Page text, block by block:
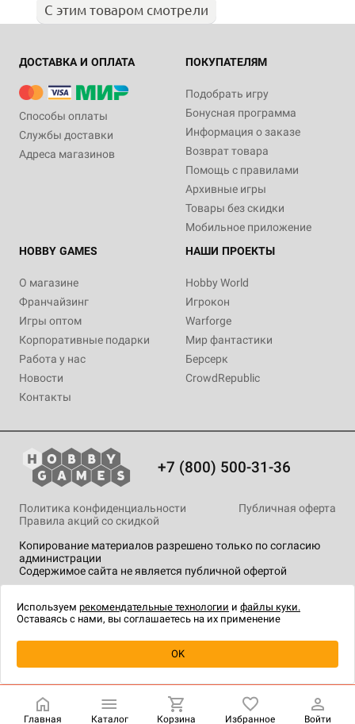
Уведомить о наличии
С этим товаром смотрели
ДОСТАВКА И ОПЛАТА
Способы оплаты
Службы доставки
Адреса магазинов
ПОКУПАТЕЛЯМ
Подобрать игру
Бонусная программа
Информация о заказе
Возврат товара
Помощь с правилами
Архивные игры
Товары без скидки
Мобильное приложение
HOBBY GAMES
О магазине
Франчайзинг
Игры оптом
Корпоративные подарки
Работа у нас
Новости
Контакты
НАШИ ПРОЕКТЫ
Hobby World
Игрокон
Warforge
Мир фантастики
Берсерк
CrowdRepublic
+7 (800) 500-31-36
Копирование материалов разрешено только по согласию
администрации
Содержимое сайта не является публичной офертой
Политика конфиденциальности
Публичная оферта
Правила акций со скидкой
технологии.
Главная Каталог Корзина Избранное Войти
Используем рекомендательные технологии и файлы куки.
Оставаясь с нами, вы соглашаетесь на их применение
OK